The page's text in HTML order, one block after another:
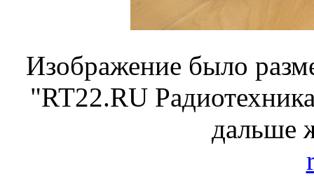
Изображение было
"RT22.RU
дальше